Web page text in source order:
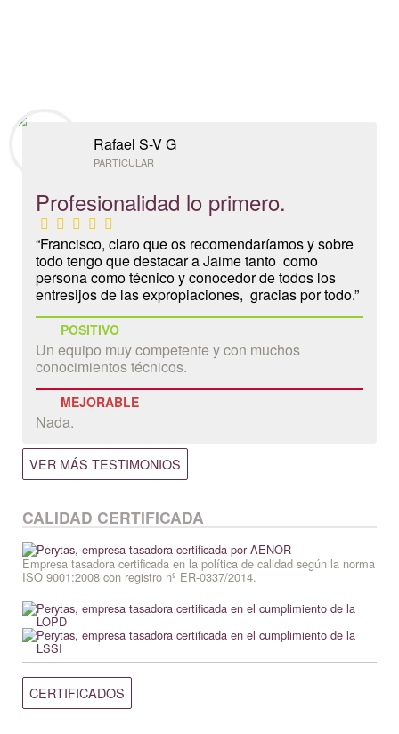
Rafael S-V G
PARTICULAR
Profesionalidad lo primero.
“Francisco, claro que os recomendaríamos y sobre
todo tengo que destacar a Jaime tanto como
persona como técnico y conocedor de todos los
entresijos de las expropiaciones, gracias por todo.”
POSITIVO
Un equipo muy competente y con muchos
conocimientos técnicos.
MEJORABLE
Nada.
VER MÁS TESTIMONIOS
CALIDAD CERTIFICADA
Empresa tasadora certificada en la política de calidad según la norma
ISO 9001:2008con registro nº ER-0337/2014.
CERTIFICADOS